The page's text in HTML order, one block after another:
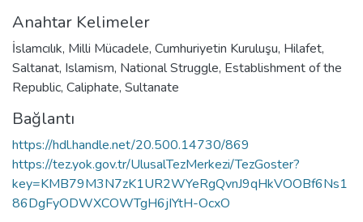
Anahtar Kelimeler
İslamcılık, Milli Mücadele, Cumhuriyetin Kuruluşu, Hilafet,
Saltanat, Islamism, National Struggle, Establishment of the
Republic, Caliphate, Sultanate
Bağlantı
https://hdl.handle.net/20.500.14730/869
https://tez.yok.gov.tr/UlusalTezMerkezi/TezGoster?
key=KMB79M3N7zK1UR2WYeRgQvnJ9qHkVOOBf6Ns1
86DgFyODWXCOWTgH6jIYtH-OcxO